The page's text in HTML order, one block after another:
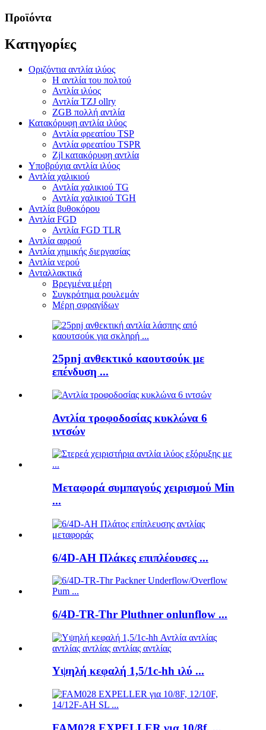
Προϊόντα
Κατηγορίες
Οριζόντια αντλία ιλύος
Η αντλία του πολτού
Αντλία ιλύος
Αντλία TZJ ollry
ZGB πολλή αντλία
Κατακόρυφη αντλία ιλύος
Αντλία φρεατίου TSP
Αντλία φρεατίου TSPR
Zjl κατακόρυφη αντλία
Υποβρύχια αντλία ιλύος
Αντλία χαλικιού
Αντλία χαλικιού TG
Αντλία χαλικιού TGH
Αντλία βυθοκόρου
Αντλία FGD
Αντλία FGD TLR
Αντλία αφρού
Αντλία χημικής διεργασίας
Αντλία νερού
Ανταλλακτικά
Βρεγμένα μέρη
Συγκρότημα ρουλεμάν
Μέρη σφραγίδων
25pnj ανθεκτικό καουτσούκ με
επένδυση ...
Αντλία τροφοδοσίας κυκλώνα 6
ιντσών
Μεταφορά συμπαγούς χειρισμού Min
...
6/4D-AH Πλάκες επιπλέουσες ...
6/4D-TR-Thr Pluthner onlunflow ...
Υψηλή κεφαλή 1,5/1c-hh ιλύ ...